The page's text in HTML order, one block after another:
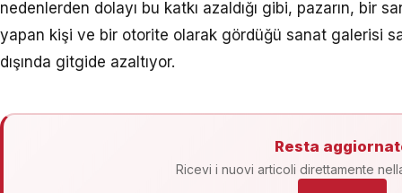
nedenlerden dolayı bu katkı azaldığı gibi, pazarın, bir
yapan kişi ve bir otorite olarak gördüğü sanat galerisi
dışında gitgide azaltıyor.
Resta
Ricevi i nuovi articoli direttamente